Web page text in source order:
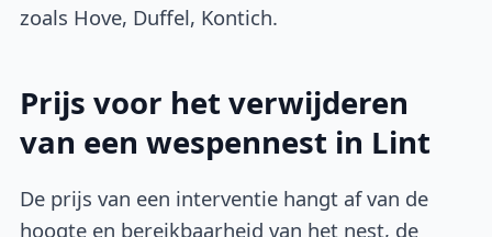
zoals Hove, Duffel, Kontich.
Prijs voor het verwijderen
van een wespennest in Lint
De prijs van een interventie hangt af van de
hoogte en bereikbaarheid van het nest, de